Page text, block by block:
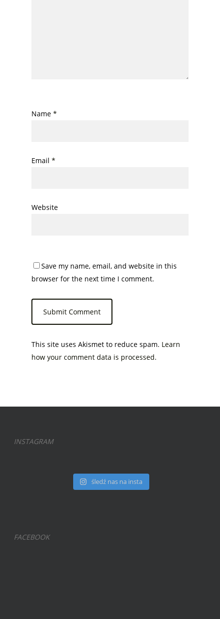
Name *
Email *
Website
Save my name, email, and website in this
browser for the next time I comment.
This site uses Akismet to reduce spam. Learn
how your comment data is processed.
INSTAGRAM
śledź nas na insta
FACEBOOK